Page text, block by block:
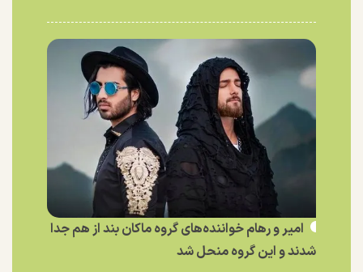
امیر و رهام خواننده‌های گروه ماکان بند از هم جدا
شدند و این گروه منحل شد